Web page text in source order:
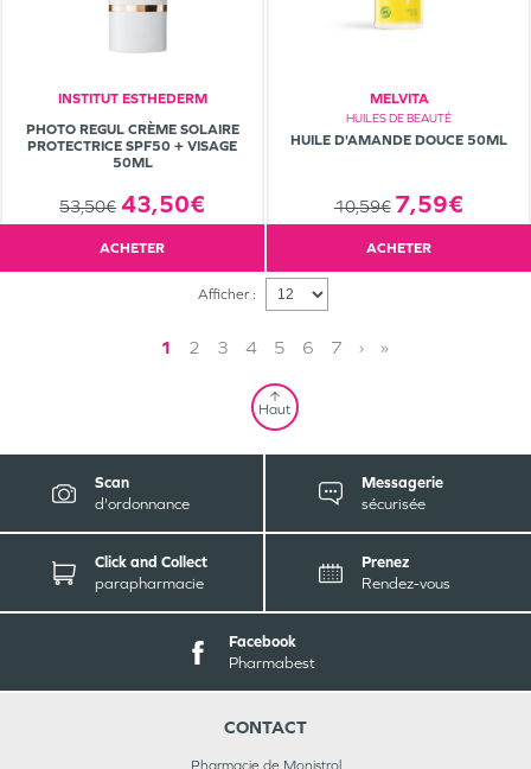
INSTITUT ESTHEDERM
PHOTO REGUL CRÈME SOLAIRE
PROTECTRICE SPF50 + VISAGE
50ML
53,50€ 43,50€
ACHETER
MELVITA
HUILES DE BEAUTÉ
HUILE D'AMANDE DOUCE 50ML
10,59€ 7,59€
ACHETER
Afficher :
1 2 3 4 5 6 7 › »
Haut
Scan
d'ordonnance
Messagerie
sécurisée
Click and Collect
parapharmacie
Prenez
Rendez-vous
Facebook
Pharmabest
CONTACT
Pharmacie de Monistrol